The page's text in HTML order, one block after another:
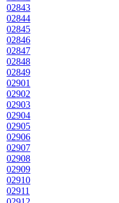
02843
02844
02845
02846
02847
02848
02849
02901
02902
02903
02904
02905
02906
02907
02908
02909
02910
02911